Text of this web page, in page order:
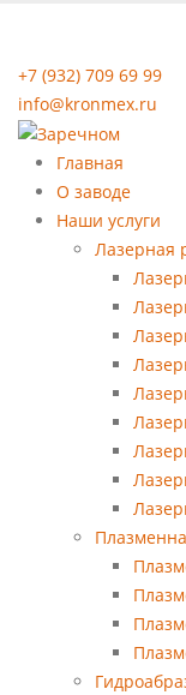
+7 (932) 709 69 99
info@kronmex.ru
Главная
О заводе
Наши услуги
Лазерная